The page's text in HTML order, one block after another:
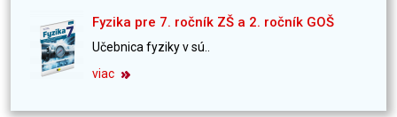
Fyzika pre 7. ročník ZŠ a 2. ročník GOŠ
Učebnica fyziky v sú..
viac